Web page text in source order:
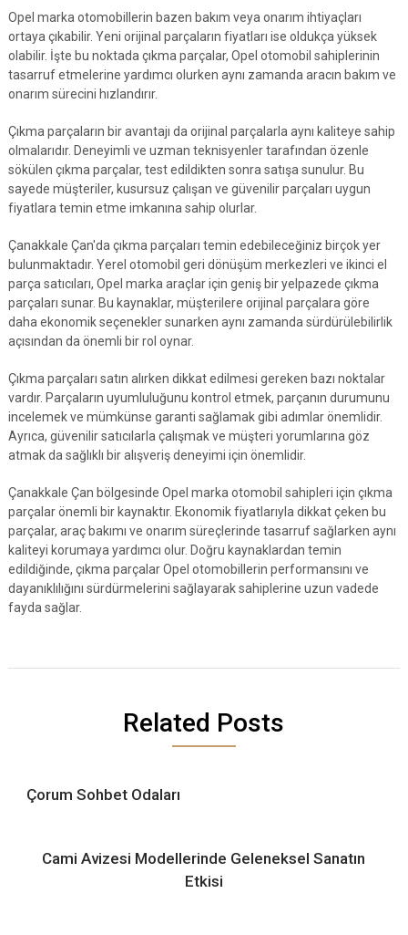
Opel marka otomobillerin bazen bakım veya onarım ihtiyaçları
ortaya çıkabilir. Yeni orijinal parçaların fiyatları ise oldukça yüksek
olabilir. İşte bu noktada çıkma parçalar, Opel otomobil sahiplerinin
tasarruf etmelerine yardımcı olurken aynı zamanda aracın bakım ve
onarım sürecini hızlandırır.
Çıkma parçaların bir avantajı da orijinal parçalarla aynı kaliteye sahip
olmalarıdır. Deneyimli ve uzman teknisyenler tarafından özenle
sökülen çıkma parçalar, test edildikten sonra satışa sunulur. Bu
sayede müşteriler, kusursuz çalışan ve güvenilir parçaları uygun
fiyatlara temin etme imkanına sahip olurlar.
Çanakkale Çan'da çıkma parçaları temin edebileceğiniz birçok yer
bulunmaktadır. Yerel otomobil geri dönüşüm merkezleri ve ikinci el
parça satıcıları, Opel marka araçlar için geniş bir yelpazede çıkma
parçaları sunar. Bu kaynaklar, müşterilere orijinal parçalara göre
daha ekonomik seçenekler sunarken aynı zamanda sürdürülebilirlik
açısından da önemli bir rol oynar.
Çıkma parçaları satın alırken dikkat edilmesi gereken bazı noktalar
vardır. Parçaların uyumluluğunu kontrol etmek, parçanın durumunu
incelemek ve mümkünse garanti sağlamak gibi adımlar önemlidir.
Ayrıca, güvenilir satıcılarla çalışmak ve müşteri yorumlarına göz
atmak da sağlıklı bir alışveriş deneyimi için önemlidir.
Çanakkale Çan bölgesinde Opel marka otomobil sahipleri için çıkma
parçalar önemli bir kaynaktır. Ekonomik fiyatlarıyla dikkat çeken bu
parçalar, araç bakımı ve onarım süreçlerinde tasarruf sağlarken aynı
kaliteyi korumaya yardımcı olur. Doğru kaynaklardan temin
edildiğinde, çıkma parçalar Opel otomobillerin performansını ve
dayanıklılığını sürdürmelerini sağlayarak sahiplerine uzun vadede
fayda sağlar.
Related Posts
Çorum Sohbet Odaları
Cami Avizesi Modellerinde Geleneksel Sanatın
Etkisi